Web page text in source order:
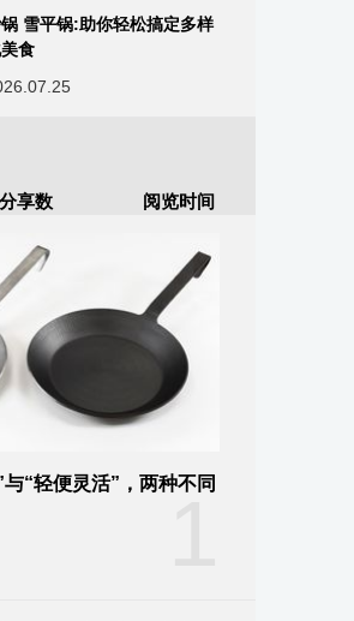
雪平锅:助你轻松搞定多样
食
分享数 阅览时间
“轻便灵活”，两种不同